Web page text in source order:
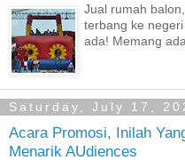
Jual rumah
terbang ke
ada! Memang
Saturday, July 17,
Acara Promosi, Inilah
Menarik AUdiences